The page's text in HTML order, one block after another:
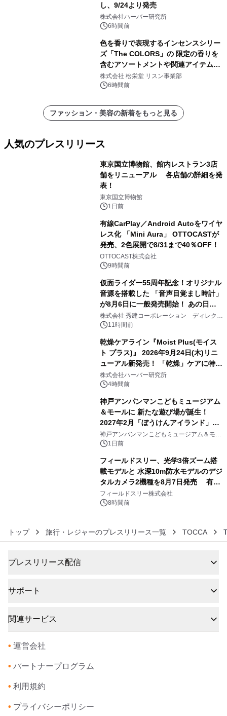
し、9/24より発売
株式会社ハーバー研究所
6時間前
色を香りで表現するインセンスシリー
ズ「The COLORS」の 限定の香りを
含むアソートメントや関連アイテムを
8月6日発売
株式会社 松栄堂 リスン事業部
6時間前
ファッション・美容の新着をもっと見る
人気のプレスリリース
東京国立博物館、館内レストラン3店
舗をリニューアル 各店舗の詳細を発
表！
東京国立博物館
1日前
有線CarPlay／Android Autoをワイヤ
レス化 「Mini Aura」 OTTOCASTが
発売、2色展開で8/31まで40％OFF！
OTTOCAST株式会社
9時間前
仮面ライダー55周年記念！オリジナル
音源を搭載した 「音声目覚まし時計」
が8月6日に一般発売開始！ あの日の
大興奮が今甦る
株式会社 秀建コーポレーション ディレクト
アートギャラリー
11時間前
乾燥ケアライン『Moist Plus(モイス
ト プラス)』 2026年9月24日(木)リニ
ューアル新発売！ 「乾燥」ケアに特化
し、ライン使いで潤いに満ちた肌へ
株式会社ハーバー研究所
4時間前
神戸アンパンマンこどもミュージアム
＆モールに 新たな遊び場が誕生！
2027年2月「ぼうけんアイランド」が
オープン
神戸アンパンマンこどもミュージアム＆モー
ル 1日前
フィールドスリー、光学3倍ズーム搭
載モデルと 水深10m防水モデルのデジ
タルカメラ2機種を8月7日発売 有効
約1300万画素、用途別に選べるコンデ
ジ新登場
フィールドスリー株式会社
8時間前
トップ 旅行・レジャーのプレスリリース一覧 TOCCA
プレスリリース配信
サポート
関連サービス
• 運営会社
• パートナープログラム
• 利用規約
• プライバシーポリシー